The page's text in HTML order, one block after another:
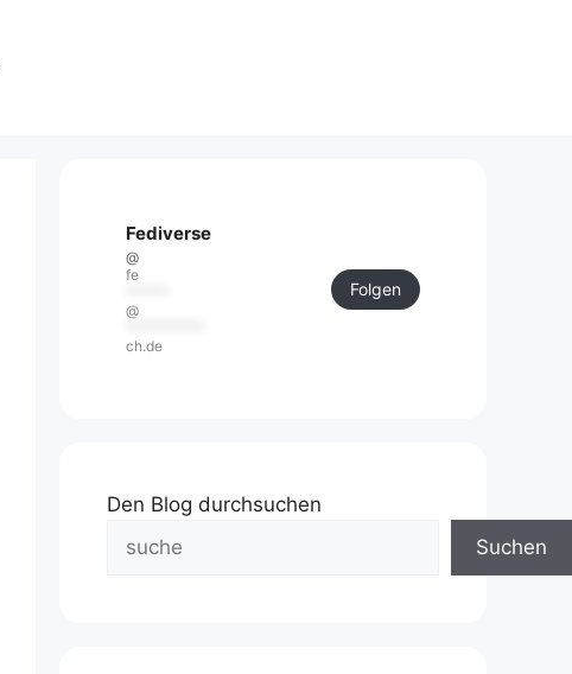
Fediverse
@
fe
@
ch.de
Folgen
Den Blog durchsuchen
Suchen